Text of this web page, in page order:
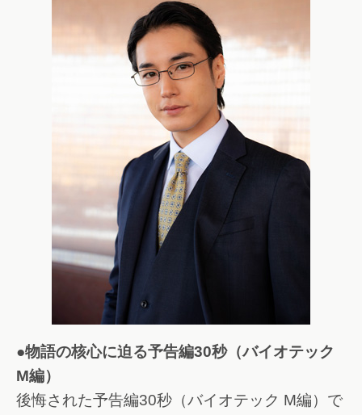
●物語の核心に迫る予告編30秒（バイオテック
M編）
後悔された予告編30秒（バイオテック M編）で